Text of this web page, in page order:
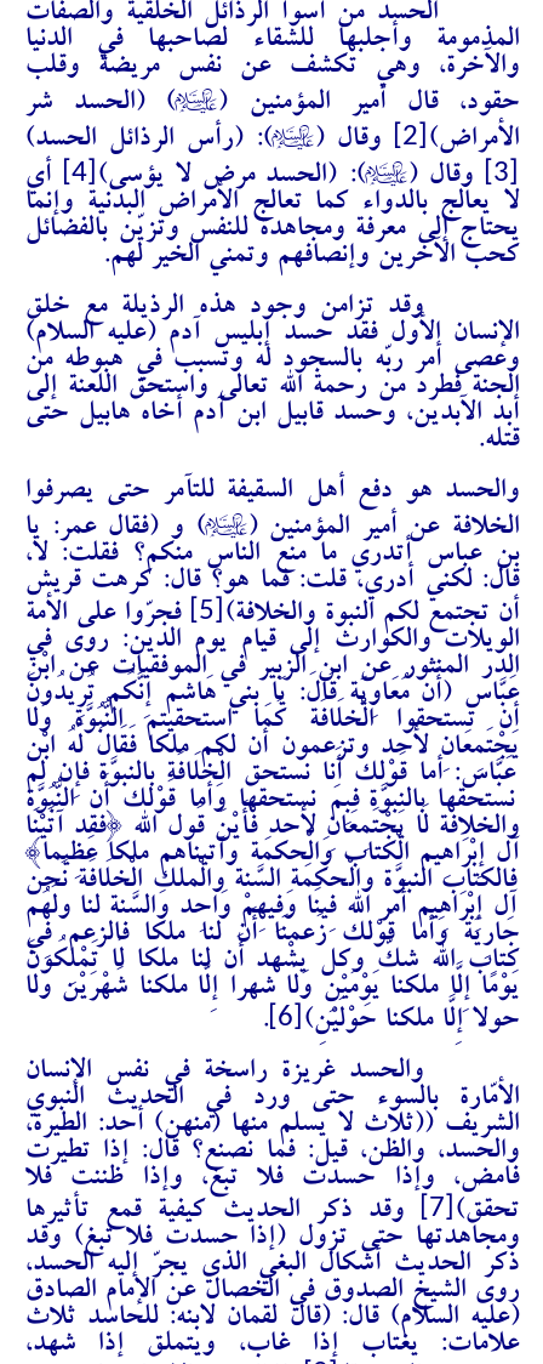
الحسد من أسوأ الرذائل الخلقية والصفات
المذمومة وأجلبها للشقاء لصاحبها في الدنيا
والآخرة، وهي تكشف عن نفس مريضة وقلب
حقود، قال أمير المؤمنين (A) (الحسد شر
الأمراض)
وقال (A): (رأس الرذائل الحسد)
وقال (A
): (الحسد مرض لا يؤسى) [4]
أي
لا يعالج بالدواء كما تعالج الأمراض البدنية وإنما
يحتاج إلى معرفة ومجاهدة للنفس وتزيّن بالفضائل
كحب الآخرين وإنصافهم وتمني الخير لهم.
وقد تزامن وجود هذه الرذيلة مع خلق
الإنسان الأول فقد حسد إبليس آدم (عليه السلام)
وعصى أمر ربّه بالسجود له وتسبب في هبوطه من
الجنة فطرد من رحمة الله تعالى واستحق اللعنة إلى
أبد الآبدين، وحسد قابيل ابن آدم أخاه هابيل حتى
قتله.
والحسد هو دفع أهل السقيفة للتآمر حتى يصرفوا
الخلافة عن أمير المؤمنين (A) و (فقال عمر: يا
بن عباس أتدري ما منع الناس منكم؟ فقلت: لا،
قال: لكني أدري، قلت: فما هو؟ قال: كرهت قريش
أن تجتمع لكم النبوة والخلافة)
فجرّوا على الأمة
الويلات والكوارث إلى قيام يوم الدين: روى في
الدر المنثور عن ابن الزبير في الموفقيات عن ابْن
عَبَّاس (أَن مُعَاوِيَة قَالَ: يَا بني هَاشم إِنَّكُم تُرِيدُونَ
أَن تستحقوا الْخلَافَة كَمَا استحقيتم النُّبُوَّة وَلَا
يَجْتَمِعَانِ لأحد وتزعمون أَن لكم ملكا فَقَالَ لَهُ ابْن
عَبَّاس: أما قَوْلك أَنا نستحق الْخلَافَة بالنبوّة فَإِن لم
نستحقها بالنبوّة فَبِمَ نستحقها وَأما قَوْلك أَن النُّبُوَّة
والخلافة لَا يَجْتَمِعَانِ لأحد فَأَيْنَ قَول الله {فقد آتَيْنَا
آل إِبْرَاهِيم الْكتاب وَالْحكمَة وآتيناهم ملكا عَظِيما}
فالكتاب النبوّة وَالْحكمَة السّنة وَالْملك الْخلَافَة نَحن
آل إِبْرَاهِيم أَمر الله فِينَا وَفِيهِمْ وَاحِد وَالسّنة لنا وَلَهُم
جَارِيَة وَأما قَوْلك زَعمنَا أَن لنا ملكا فالزعم فِي
كتاب الله شكّ وكل يشْهد أَن لنا ملكا لَا تَمْلِكُونَ
يَوْمًا إِلَّا ملكنا يَوْمَيْنِ وَلَا شهرا إِلَّا ملكنا شَهْرَيْن وَلَا
حولا إِلَّا ملكنا حَوْلَيْنِ)
.
والحسد غريزة راسخة في نفس الإنسان
الأمّارة بالسوء حتى ورد في الحديث النبوي
الشريف ((ثلاث لا يسلم منها (منهن) أحد: الطيرة،
والحسد، والظن، قيل: فما نصنع؟ قال: إذا تطيرت
فامض، وإذا حسدت فلا تبغ، وإذا ظننت فلا
تحقق)
وقد ذكر الحديث كيفية قمع تأثيرها
ومجاهدتها حتى تزول (إذا حسدت فلا تبغ) وقد
ذكر الحديث أشكال البغي الذي يجرّ إليه الحسد،
روى الشيخ الصدوق في الخصال عن الإمام الصادق
(عليه السلام) قال: (قال لقمان لابنه: للحاسد ثلاث
علامات: يغتاب إذا غاب، ويتملق إذا شهِد،